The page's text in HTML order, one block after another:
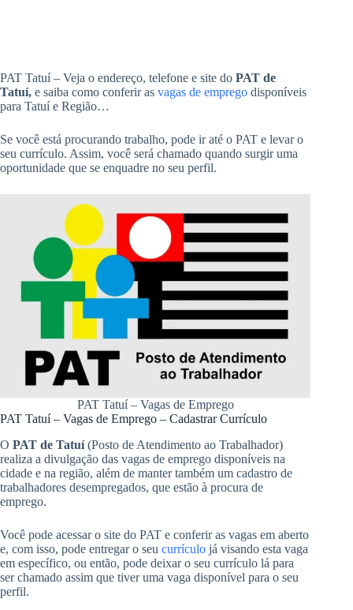
PAT Tatuí – Veja o endereço, telefone e site do PAT de
Tatuí, e saiba como conferir as vagas de emprego disponíveis
para Tatuí e Região…
Se você está procurando trabalho, pode ir até o PAT e levar o
seu currículo. Assim, você será chamado quando surgir uma
oportunidade que se enquadre no seu perfil.
PAT Tatuí – Vagas de Emprego
PAT Tatuí – Vagas de Emprego – Cadastrar Currículo
O PAT de Tatuí(Posto de Atendimento ao Trabalhador)
realiza a divulgação das vagas de emprego disponíveis na
cidade e na região, além de manter também um cadastro de
trabalhadores desempregados, que estão à procura de
emprego.
Você pode acessar o site do PAT e conferir as vagas em aberto
e, com isso, pode entregar o seu currículo já visando esta vaga
em específico, ou então, pode deixar o seu currículo lá para
ser chamado assim que tiver uma vaga disponível para o seu
perfil.